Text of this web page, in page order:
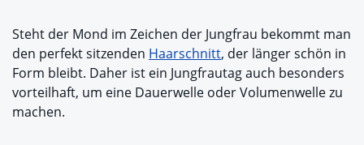
Steht der Mond im Zeichen der Jungfrau bekommt man
den perfekt sitzenden Haarschnitt, der länger schön in
Form bleibt. Daher ist ein Jungfrautag auch besonders
vorteilhaft, um eine Dauerwelle oder Volumenwelle zu
machen.